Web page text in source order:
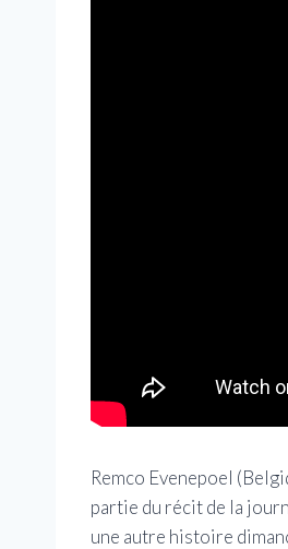
Remco Evenepoel
partie du récit de la
une autre histoire